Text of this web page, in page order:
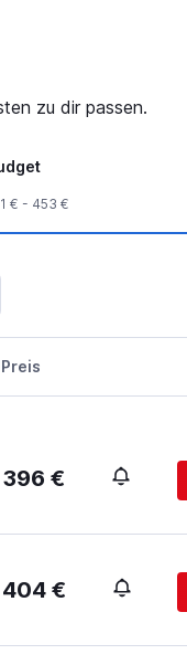
zu dir passen.
€ - 453 €
Preis
396 €
404 €